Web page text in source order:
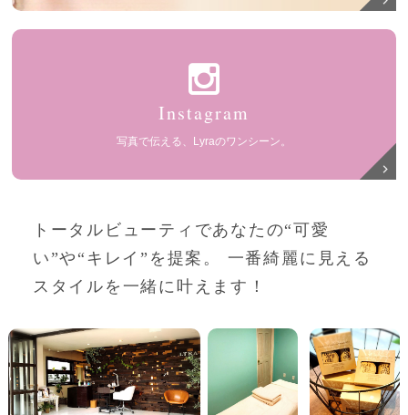
Instagram
写真で伝える、Lyraのワンシーン。
トータルビューティであなたの“可愛
い”や“キレイ”を提案。
一番綺麗に見える
スタイルを一緒に叶えます！